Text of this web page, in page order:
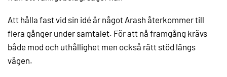
Att hålla fast vid sin idé är något Arash återkommer till
flera gånger under samtalet. För att nå framgång krävs
både mod och uthållighet men också rätt stöd längs
vägen.